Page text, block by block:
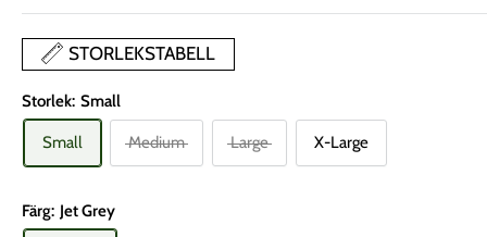
STORLEKSTABELL
Storlek: Small
Small Medium Large X-Large
Färg: Jet Grey